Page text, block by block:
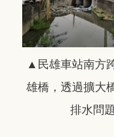
▲民雄車站南方
雄橋，透過擴大
排水問